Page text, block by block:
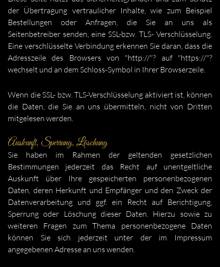
der Übertragung vertraulicher Inhalte, wie zum Beispiel
Bestellungen oder Anfragen, die Sie an uns als
Seitenbetreiber senden, eine SSL-bzw. TLS- Verschlüsselung.
Eine verschlüsselte Verbindung erkennen Sie daran, dass die
Adresszeile des Browsers von "http://"? auf "https://"?
wechselt und an dem Schloss-Symbol in Ihrer Browserzeile.
Wenn die SSL- bzw. TLS-Verschlüsselung aktiviert ist, können
die Daten, die Sie an uns übermitteln, nicht von Dritten
mitgelesen werden.
Auskunft, Sperrung, Löschung
Sie haben im Rahmen der geltenden gesetzlichen
Bestimmungen jederzeit das Recht auf unentgeltliche
Auskunft über Ihre gespeicherten personenbezogenen
Daten, deren Herkunft und Empfänger und den Zweck der
Datenverarbeitung und ggf. ein Recht auf Berichtigung,
Sperrung oder Löschung dieser Daten. Hierzu sowie zu
weiteren Fragen zum Thema personenbezogene Daten
können Sie sich jederzeit unter der im Impressum
angegebenen Adresse an uns wenden.